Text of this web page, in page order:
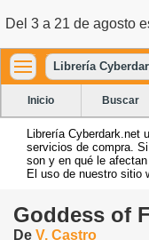
Del 3 a 21 de agosto
Librería
Inicio Buscar
Librería Cyberdark.net
servicios de compra.
son y en qué le
El uso de nuestro sitio
Goddess of
De V. Castro